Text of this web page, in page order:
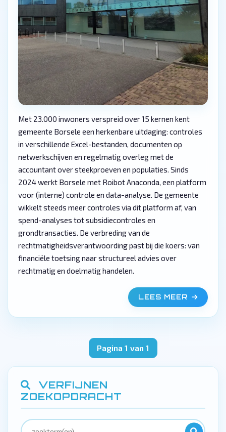
Met 23.000 inwoners verspreid over 15 kernen kent
gemeente Borsele een herkenbare uitdaging: controles
in verschillende Excel-bestanden, documenten op
netwerkschijven en regelmatig overleg met de
accountant over steekproeven en populaties. Sinds
2024 werkt Borsele met Roibot Anaconda, een platform
voor (interne) controle en data-analyse. De gemeente
wikkelt steeds meer controles via dit platform af, van
spend-analyses tot subsidiecontroles en
grondtransacties. De verbreding van de
rechtmatigheidsverantwoording past bij die koers: van
financiële toetsing naar structureel advies over
rechtmatig en doelmatig handelen.
LEES MEER
Pagina 1 van 1
VERFIJNEN
ZOEKOPDRACHT